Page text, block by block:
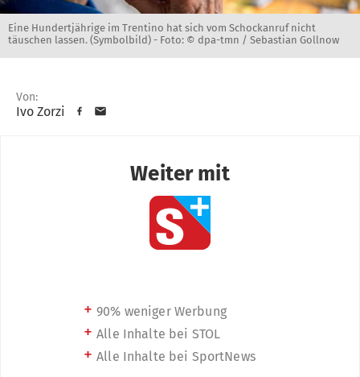
Eine Hundertjährige im Trentino hat sich vom Schockanruf nicht
täuschen lassen. (Symbolbild) - Foto: © dpa-tmn / Sebastian Gollnow
Von:
Ivo Zorzi